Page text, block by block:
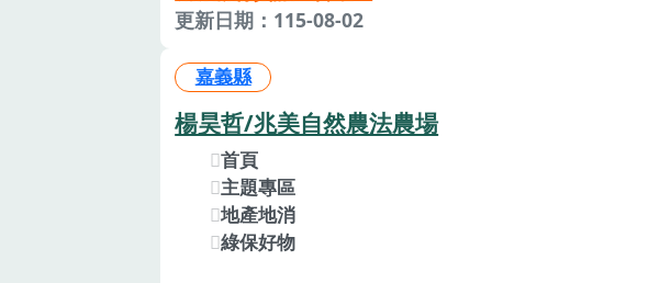
更新日期：115-08-02
嘉義縣
楊昊哲/兆美自然農法農場
首頁
主題專區
地產地消
綠保好物